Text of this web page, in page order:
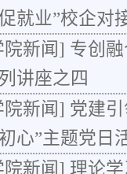
就业”校企对
院新闻] 专创
讲座之四
院新闻] 党建
心”主题党日
院新闻] 理论